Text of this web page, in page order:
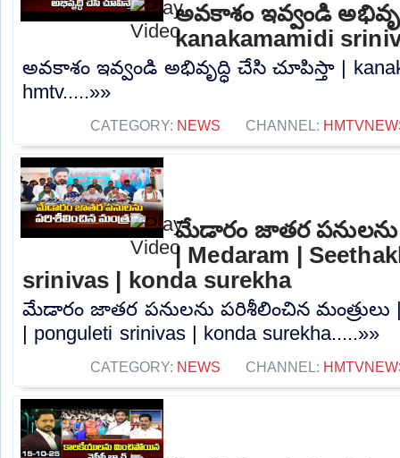
అవకాశం ఇవ్వండి
kanakamamidi
అవకాశం ఇవ్వండి అభివృద్ధి చేసి చూపిస్తా |
hmtv.....»»
CATEGORY: NEWS CHANNEL:
మేడారం జాతర పనులను
| Medaram |
srinivas | konda surekha
మేడారం జాతర పనులను పరిశీలించిన మంత్రులు |
| ponguleti srinivas | konda surekha.....»»
CATEGORY: NEWS CHANNEL: